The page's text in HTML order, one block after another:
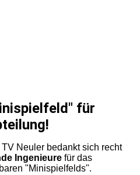
für
Neuler bedankt sich recht
Ingenieure für das
"Minispielfelds".